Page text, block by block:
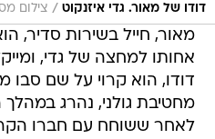
דודו של מאור. גדי איזנקוט / צילום
מאור, חייל בשירות סדיר,
אחותו למחצה של גדי,
מחטיבת גולני, נהרג
לאחר ששוחח עם חברו